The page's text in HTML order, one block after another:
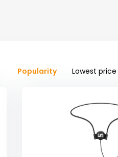
Popularity Lowest price